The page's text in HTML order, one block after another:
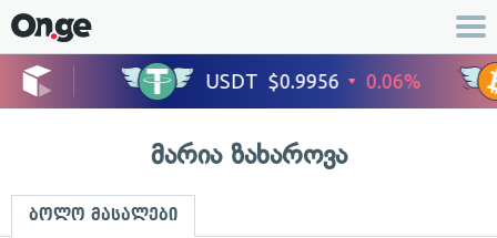
მარია ზახაროვა
ბოლო მასალები